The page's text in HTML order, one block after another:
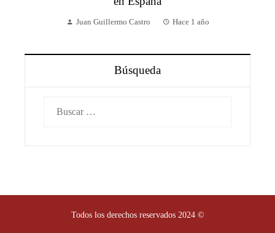
Juan Guillermo Castro Hace 1 año
Búsqueda
Todos los derechos reservados 2024 ©